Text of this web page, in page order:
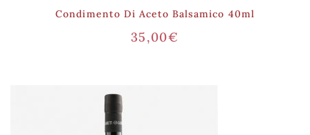
Condimento Di Aceto Balsamico 40ml
35,00€